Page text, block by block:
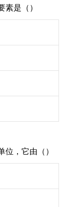
是（）
，它由（）